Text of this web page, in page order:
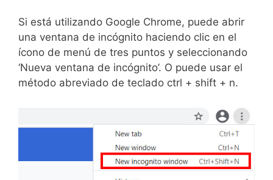
Si está utilizando Google Chrome, puede abrir
una ventana de incógnito haciendo clic en el
ícono de menú de tres puntos y seleccionando
‘Nueva ventana de incógnito’. O puede usar el
método abreviado de teclado ctrl + shift + n.